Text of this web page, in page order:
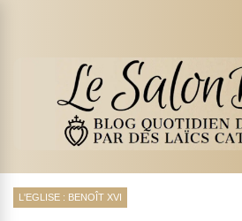
L'EGLISE : BENOÎT XVI